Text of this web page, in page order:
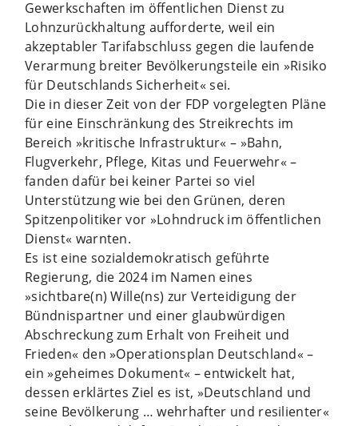
Gewerkschaften im öffentlichen Dienst zu
Lohnzurückhaltung aufforderte, weil ein
akzeptabler Tarifabschluss gegen die laufende
Verarmung breiter Bevölkerungsteile ein »Risiko
für Deutschlands Sicherheit« sei.
Die in dieser Zeit von der FDP vorgelegten Pläne
für eine Einschränkung des Streikrechts im
Bereich »kritische Infrastruktur« – »Bahn,
Flugverkehr, Pflege, Kitas und Feuerwehr« –
fanden dafür bei keiner Partei so viel
Unterstützung wie bei den Grünen, deren
Spitzenpolitiker vor »Lohndruck im öffentlichen
Dienst« warnten.
Es ist eine sozialdemokratisch geführte
Regierung, die 2024 im Namen eines
»sichtbare(n) Wille(ns) zur Verteidigung der
Bündnispartner und einer glaubwürdigen
Abschreckung zum Erhalt von Freiheit und
Frieden« den »Operationsplan Deutschland« –
ein »geheimes Dokument« – entwickelt hat,
dessen erklärtes Ziel es ist, »Deutschland und
seine Bevölkerung … wehrhafter und resilienter«